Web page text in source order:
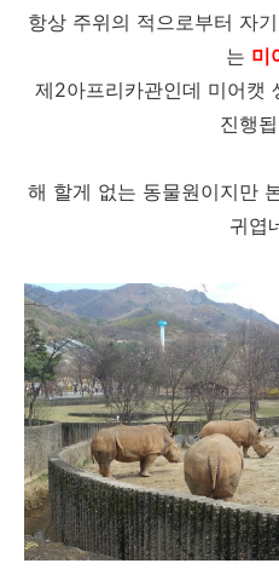
항상 주위의 적으로부터 자
는 미
제2아프리카관인데 미어캣
진행
해 할게 없는 동물원이지만
귀엽